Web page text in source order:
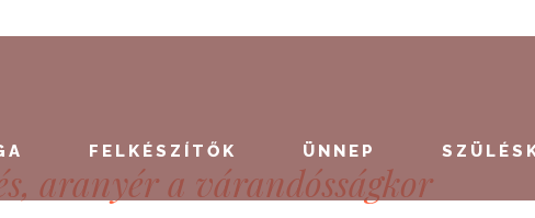
FELKÉSZÍTŐK ÜNNEP
aranyér a várandósságkor